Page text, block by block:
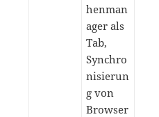
henman
ager als
Tab,
Synchro
nisierun
g von
Browser